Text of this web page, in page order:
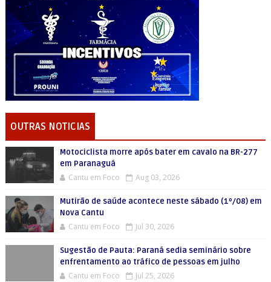
OUTRAS NOTICIAS
Motociclista morre após bater em cavalo na BR-277
em Paranaguá
Cantu em Foco Aug 03, 2026
Mutirão de saúde acontece neste sábado (1º/08) em
Nova Cantu
Cantu em Foco Jul 30, 2026
Sugestão de Pauta: Paraná sedia seminário sobre
enfrentamento ao tráfico de pessoas em julho
Cantu em Foco Jul 25, 2026